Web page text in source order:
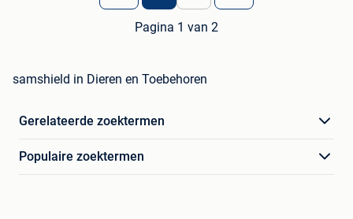
Pagina 1 van 2
samshield in Dieren en Toebehoren
Gerelateerde zoektermen
Populaire zoektermen